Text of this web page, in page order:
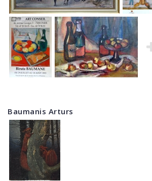
Baumanis Arturs